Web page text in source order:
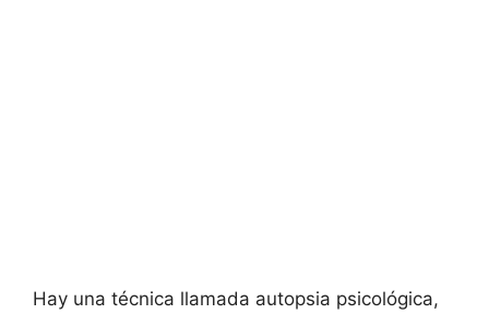
Hay una técnica llamada autopsia psicológica,